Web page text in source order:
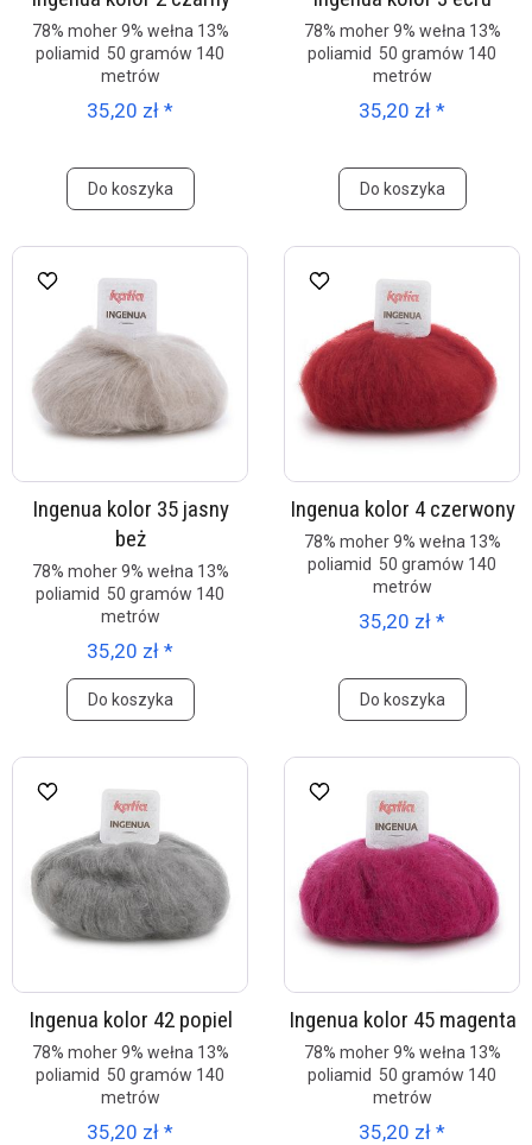
78% moher 9% wełna 13%
poliamid 50 gramów 140
metrów
35,20 zł *
Do koszyka
78% moher 9% wełna 13%
poliamid 50 gramów 140
metrów
35,20 zł *
Do koszyka
Ingenua kolor 35 jasny
beż
78% moher 9% wełna 13%
poliamid 50 gramów 140
metrów
35,20 zł *
Do koszyka
Ingenua kolor 4 czerwony
78% moher 9% wełna 13%
poliamid 50 gramów 140
metrów
35,20 zł *
Do koszyka
Ingenua kolor 42 popiel
78% moher 9% wełna 13%
poliamid 50 gramów 140
metrów
35,20 zł *
Ingenua kolor 45 magenta
78% moher 9% wełna 13%
poliamid 50 gramów 140
metrów
35,20 zł *